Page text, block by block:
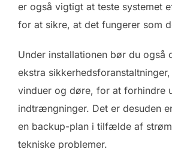
er også vigtigt at teste systemet
for at sikre, at det fungerer som
Under installationen bør du også
ekstra
vinduer og døre, for at forhindre
indtrængninger. Det er desuden
en backup-plan i tilfælde af
tekniske problemer.